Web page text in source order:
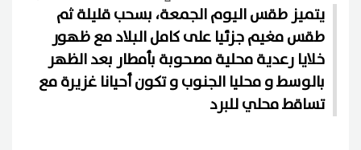
يتميز طقس اليوم الجمعة، بسحب قليلة ثم
طقس مغيم جزئيا على كامل البلاد مع ظهور
خلايا رعدية محلية مصحوبة بأمطار بعد الظهر
بالوسط و محليا الجنوب و تكون أحيانا غزيرة مع
تساقط محلي للبرد